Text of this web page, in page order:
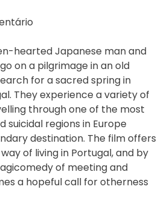
hearted Japanese man and
on a pilgrimage in an old
for a sacred spring in
They experience a variety of
through one of the most
suicidal regions in Europe
destination. The film offers
of living in Portugal, and by
of meeting and
a hopeful call for otherness